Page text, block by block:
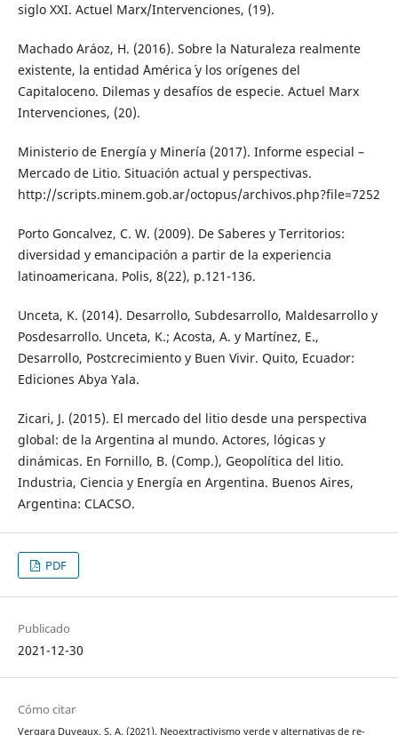
siglo XXI. Actuel Marx/Intervenciones, (19).
Machado Aráoz, H. (2016). Sobre la Naturaleza realmente
existente, la entidad ´América´ y los orígenes del
Capitaloceno. Dilemas y desafíos de especie. Actuel Marx
Intervenciones, (20).
Ministerio de Energía y Minería (2017). Informe especial –
Mercado de Litio. Situación actual y perspectivas.
http://scripts.minem.gob.ar/octopus/archivos.php?file=7252
Porto Goncalvez, C. W. (2009). De Saberes y Territorios:
diversidad y emancipación a partir de la experiencia
latinoamericana. Polis, 8(22), p.121-136.
Unceta, K. (2014). Desarrollo, Subdesarrollo, Maldesarrollo y
Posdesarrollo. Unceta, K.; Acosta, A. y Martínez, E.,
Desarrollo, Postcrecimiento y Buen Vivir. Quito, Ecuador:
Ediciones Abya Yala.
Zicari, J. (2015). El mercado del litio desde una perspectiva
global: de la Argentina al mundo. Actores, lógicas y
dinámicas. En Fornillo, B. (Comp.), Geopolítica del litio.
Industria, Ciencia y Energía en Argentina. Buenos Aires,
Argentina: CLACSO.
PDF
Publicado
2021-12-30
Cómo citar
Vergara Duveaux, S. A. (2021). Neoextractivismo verde y alternativas de re-